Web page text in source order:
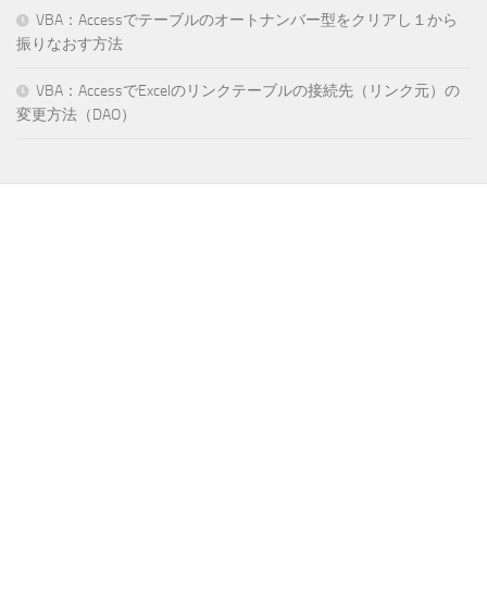
VBA：Accessでテーブルのオートナンバー型をクリアし１から
振りなおす方法
VBA：AccessでExcelのリンクテーブルの接続先（リンク元）の
変更方法（DAO）